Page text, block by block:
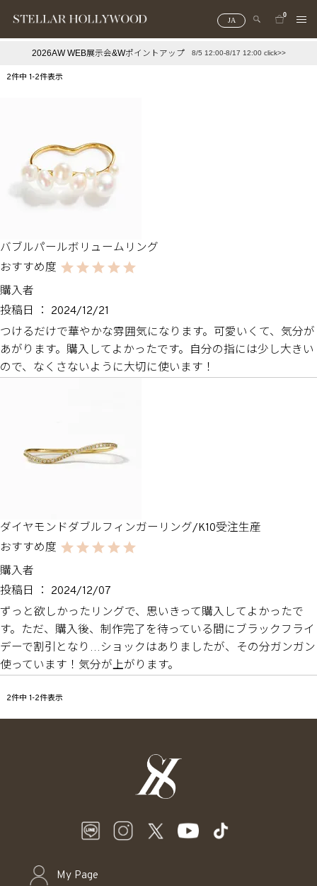
JA
0
2026AW WEB展示会&Wポイントアップ 8/5 12:00-8/17 12:00 click>>
2件中 1-2件表示
バブルパールボリュームリング
購入者
投稿日
2024/12/21
つけるだけで華やかな雰囲気になります。可愛いくて、気分が
あがります。購入してよかったです。自分の指には少し大きい
ので、なくさないように大切に使います！
ダイヤモンドダブルフィンガーリング/K10受注生産
購入者
投稿日
2024/12/07
ずっと欲しかったリングで、思いきって購入してよかったで
す。ただ、購入後、制作完了を待っている間にブラックフライ
デーで割引となり…ショックはありましたが、その分ガンガン
使っています！気分が上がります。
2件中 1-2件表示
My Page